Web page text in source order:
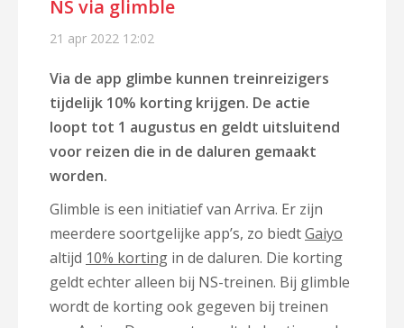
NS via glimble
21 apr 2022 12:02
Via de app glimbe kunnen treinreizigers
tijdelijk 10% korting krijgen. De actie
loopt tot 1 augustus en geldt uitsluitend
voor reizen die in de daluren gemaakt
worden.
Glimble is een initiatief van Arriva. Er zijn
meerdere soortgelijke app’s, zo biedtGaiyo
altijd 10% korting in de daluren. Die korting
geldt echter alleen bij NS-treinen. Bij glimble
wordt de korting ook gegeven bij treinen